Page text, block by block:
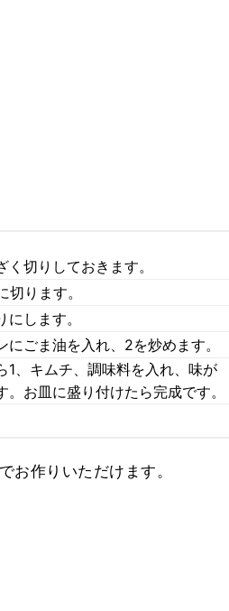
切りしておきます。
ります。
します。
ごま油を入れ、2を炒めます。
1、キムチ、調味料を入れ、味が
お皿に盛り付けたら完成です。
お作りいただけます。